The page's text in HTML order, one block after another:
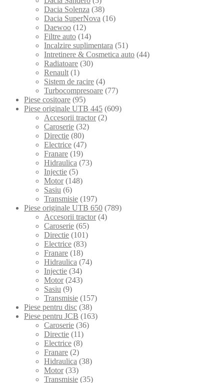
Dacia Solenza (38)
Dacia SuperNova (16)
Daewoo (12)
Filtre auto (14)
Incalzire suplimentara (51)
Intretinere & Cosmetica auto (44)
Radiatoare (30)
Renault (1)
Sistem de racire (4)
Turbocompresoare (77)
Piese cositoare (95)
Piese originale UTB 445 (609)
Accesorii tractor (2)
Caroserie (32)
Directie (80)
Electrice (47)
Franare (19)
Hidraulica (73)
Injectie (5)
Motor (148)
Sasiu (6)
Transmisie (197)
Piese originale UTB 650 (789)
Accesorii tractor (4)
Caroserie (65)
Directie (101)
Electrice (83)
Franare (18)
Hidraulica (74)
Injectie (34)
Motor (243)
Sasiu (9)
Transmisie (157)
Piese pentru disc (38)
Piese pentru JCB (163)
Caroserie (36)
Directie (11)
Electrice (8)
Franare (2)
Hidraulica (38)
Motor (33)
Transmisie (35)